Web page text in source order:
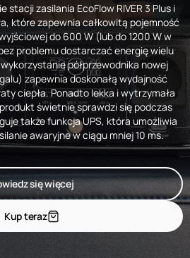
stacji zasilania EcoFlow RIVER 3 Plus i
które zapewnia całkowitą pojemność
do 600 W (lub do 1200 W w
problemu dostarczać energię wielu
półprzewodnika nowej
zapewnia doskonałą wydajność
ciepła. Ponadto lekka i wytrzymała
świetnie sprawdzi się podczas
także funkcja UPS, która umożliwia
awaryjne w ciągu mniej 10 ms.
się więcej
Kup teraz